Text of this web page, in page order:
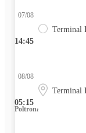
14:45
07/08
Terminal
05:15
08/08
Terminal
Poltrona